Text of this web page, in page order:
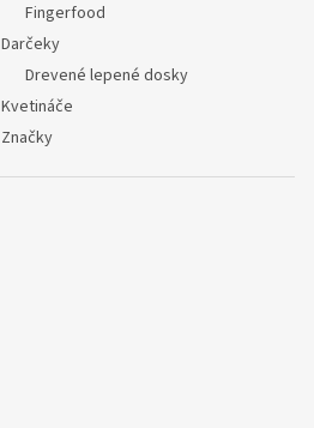
Fingerfood
Darčeky
Drevené lepené dosky
Kvetináče
Značky